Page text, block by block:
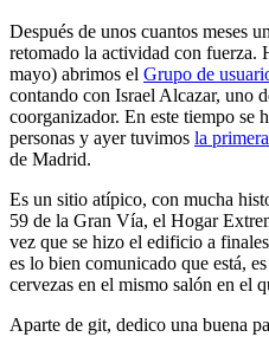
Después de unos cuantos meses
retomado la actividad con fuerza.
mayo) abrimos el Grupo de
contando con Israel Alcazar, uno
coorganizador. En este tiempo se
personas y ayer tuvimos la
de Madrid.
Es un sitio atípico, con mucha
59 de la Gran Vía, el Hogar
vez que se hizo el edificio a
es lo bien comunicado que está,
cervezas en el mismo salón en el
Aparte de git, dedico una buena